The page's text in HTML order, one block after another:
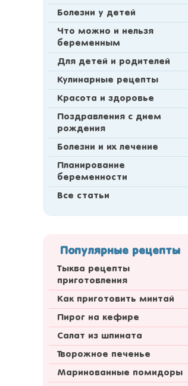
Болезни у детей
Что можно и нельзя
беременным
Для детей и родителей
Кулинарные рецепты
Красота и здоровье
Поздравления с днем
рождения
Болезни и их лечение
Планирование
беременности
Все статьи
Популярные рецепты
Тыква рецепты
приготовления
Как приготовить минтай
Пирог на кефире
Салат из шпината
Творожное печенье
Маринованные помидоры